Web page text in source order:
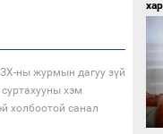
ны журмын дагуу зүй
суртахууны хэм
холбоотой санал